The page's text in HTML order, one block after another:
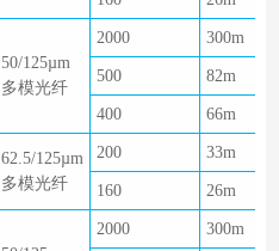
50/125µm
多模光纤
2000 300m
500 82m
400 66m
62.5/125µm
多模光纤
200 33m
160 26m
2000 300m